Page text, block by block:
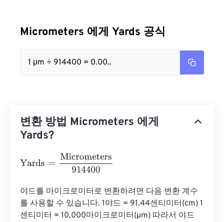
Micrometers 에게 Yards 공식
1 μm ÷ 914400 = 0.00..
변환 방법 Micrometers 에게
Yards?
Yards Micrometers914400
야드를 마이크로미터로 변환하려면 다음 변환 계수
를 사용할 수 있습니다. 1야드 = 91.44센티미터(cm) 1
센티미터 = ​​10,000마이크로미터(µm) 따라서 야드